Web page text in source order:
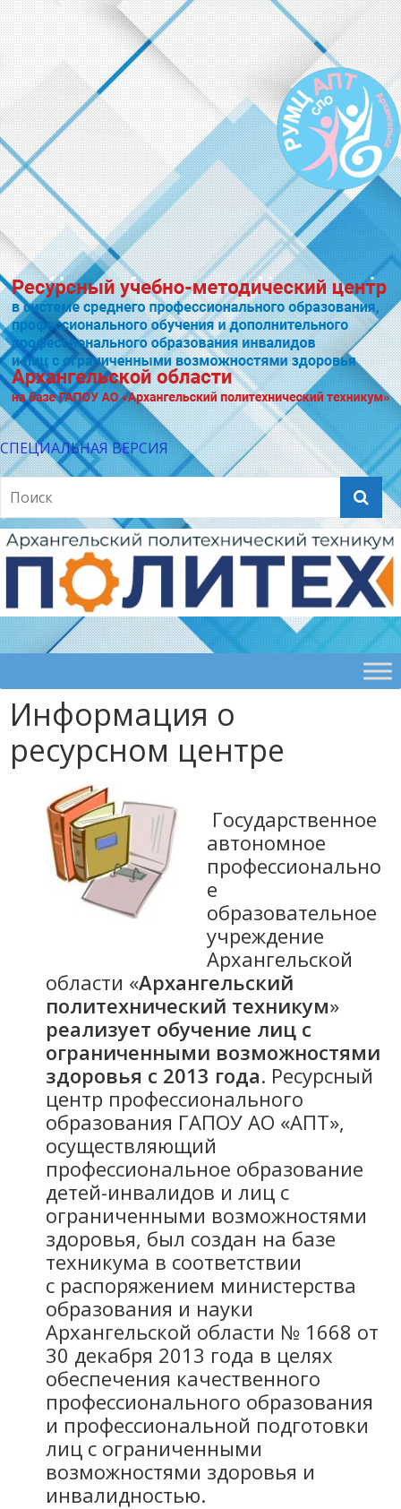
СПЕЦИАЛЬНАЯ ВЕРСИЯ
Информация о
ресурсном центре
Государственное
автономное
профессионально
е
образовательное
учреждение
Архангельской
области «Архангельский
политехнический техникум»
реализует обучение лиц с
ограниченными возможностями
здоровья с 2013 года. Ресурсный
центр профессионального
образования ГАПОУ АО «АПТ»,
осуществляющий
профессиональное образование
детей-инвалидов и лиц с
ограниченными возможностями
здоровья, был создан на базе
техникума в соответствии
с распоряжением министерства
образования и науки
Архангельской области № 1668 от
30 декабря 2013 года в целях
обеспечения качественного
профессионального образования
и профессиональной подготовки
лиц с ограниченными
возможностями здоровья и
инвалидностью.